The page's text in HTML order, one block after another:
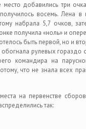
место добавились три
восемь. Лена в
набрала 5,7 очков,
получила «ноль» и
быть первой, но и
рулевых гораздо
командира на
что не знала всех
на первенстве
так: